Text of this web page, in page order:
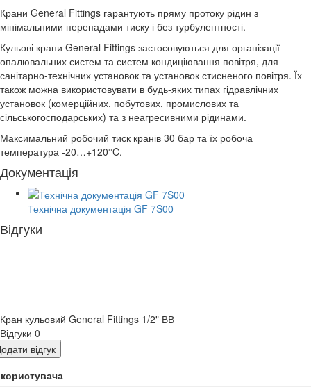
Крани General Fittings гарантують пряму протоку рідин з
мінімальними перепадами тиску і без турбулентності.
Кульові крани General Fittings застосовуються для організації
опалювальних систем та систем кондиціювання повітря, для
санітарно-технічних установок та установок стисненого повітря. Їх
також можна використовувати в будь-яких типах гідравлічних
установок (комерційних, побутових, промислових та
сільськогосподарських) та з неагресивними рідинами.
Максимальний робочий тиск кранів 30 бар та їх робоча
температура -20…+120°C.
Документація
Технічна документація GF 7S00
Відгуки
Кран кульовий General Fittings 1/2" ВВ
Відгуки 0
відгук